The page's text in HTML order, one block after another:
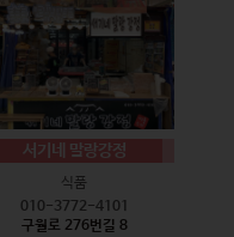
서기네 말랑강정
식품
010-3772-4101
구월로 276번길 8